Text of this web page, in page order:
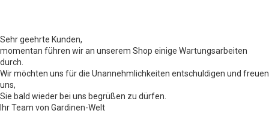
Sehr geehrte Kunden,
momentan führen wir an unserem Shop einige Wartungsarbeiten
durch.
Wir möchten uns für die Unannehmlichkeiten entschuldigen und freuen
uns,
Sie bald wieder bei uns begrüßen zu dürfen.
Ihr Team von Gardinen-Welt